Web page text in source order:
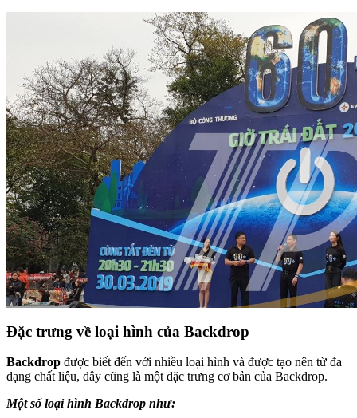
Đặc trưng về loại hình của Backdrop
Backdrop được biết đến với nhiều loại hình và được tạo nên từ đa
dạng chất liệu, đây cũng là một đặc trưng cơ bản của Backdrop.
Một số loại hình Backdrop như: